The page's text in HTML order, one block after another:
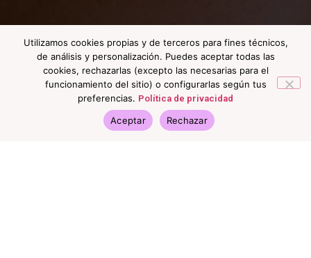
Utilizamos cookies propias y de terceros para fines técnicos,
de análisis y personalización. Puedes aceptar todas las
cookies, rechazarlas (excepto las necesarias para el
funcionamiento del sitio) o configurarlas según tus
preferencias. Política de privacidad
Aceptar Rechazar